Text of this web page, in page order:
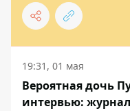
19:31, 01 мая
Вероятная дочь
интервью: